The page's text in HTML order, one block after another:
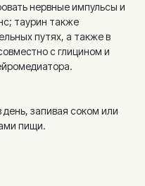
нервные импульсы и
таурин также
путях, а также в
с глицином и
день, запивая соком или
пищи.